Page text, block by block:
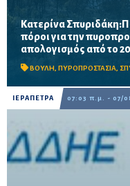
Κατερίνα
πόροι για την
απολογισμός από το
ΒΟΥΛΗ, ΠΥΡΟΠΡΟΣΤΑΣΙΑ,
Το ΠΑΣΟΚ ζητά πλήρη
το 2019, στοιχεία για τα
καθώς και απαντήσεις
ΙΕΡΑΠΕΤΡΑ 07:03 π.μ. - 07/